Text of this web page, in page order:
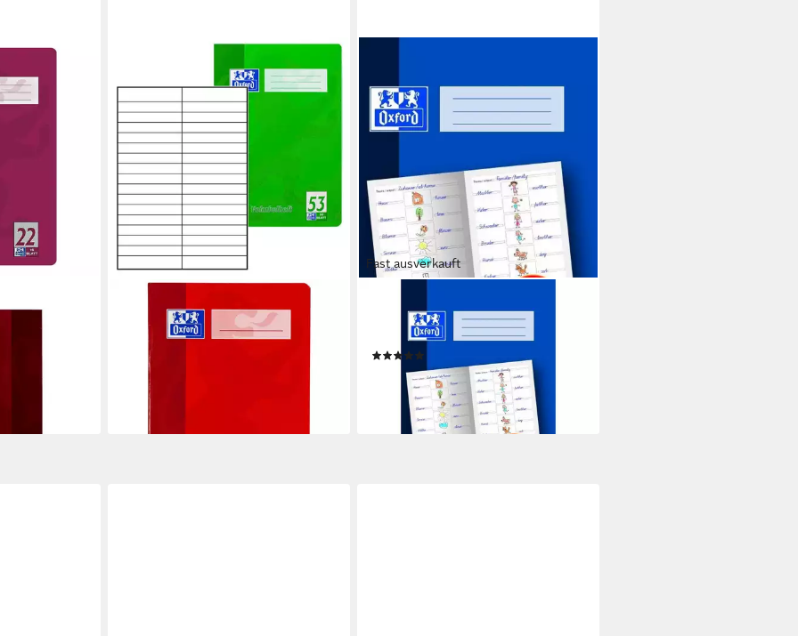
Vokabelheft 1 Vokabelheft mit 2-
Spalten Lin. 53 (liniert) A4 ohne
Rand, Keine Farbwahl möglich!
4,17 €
lieferbar - in 5-6 Werktagen bei dir
Fast ausverkauft
Schulheft Vokabelheft A4 16 Blatt
3V (3-spaltig zum Malen)
3,24 € UVP3,99 €
lieferbar - in 5-6 Werktagen bei dir